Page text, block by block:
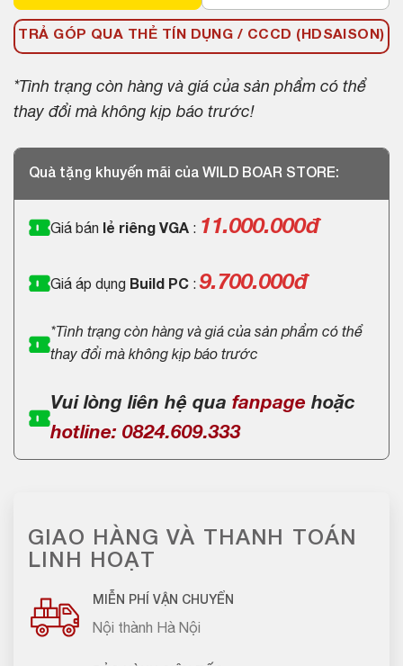
TRẢ GÓP QUA THẺ TÍN DỤNG / CCCD (HDSAISON)
*Tình trạng còn hàng và giá của sản phẩm có thể
thay đổi mà không kịp báo trước!
Quà tặng khuyến mãi của WILD BOAR STORE:
Giá bán lẻ riêng VGA : 11.000.000đ
Giá áp dụng Build PC : 9.700.000đ
*Tình trạng còn hàng và giá của sản phẩm có thể
thay đổi mà không kịp báo trước
Vui lòng liên hệ qua fanpage hoặc
hotline: 0824.609.333
GIAO HÀNG VÀ THANH TOÁN
LINH HOẠT
MIỄN PHÍ VẬN CHUYỂN
Nội thành Hà Nội